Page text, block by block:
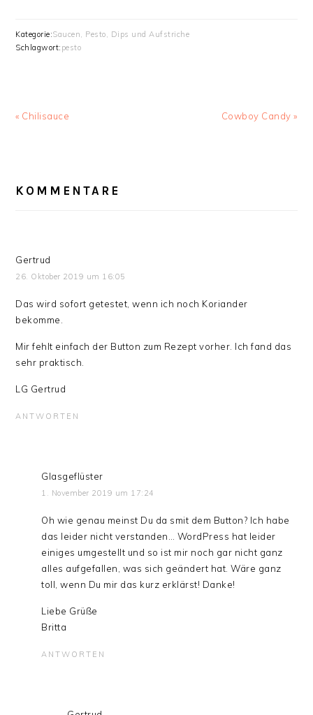
Kategorie:Saucen, Pesto, Dips und Aufstriche
Schlagwort: pesto
Vorheriger
« Chilisauce
Nächster
Cowboy Candy »
INTERAKTIONEN
KOMMENTARE
Gertrud
26. Oktober 2019 um 16:05
Das wird sofort getestet, wenn ich noch Koriander
bekomme.
Mir fehlt einfach der Button zum Rezept vorher. Ich fand das
sehr praktisch.
LG Gertrud
ANTWORTEN
Glasgeflüster
1. November 2019 um 17:24
Oh wie genau meinst Du da smit dem Button? Ich habe
das leider nicht verstanden… WordPress hat leider
einiges umgestellt und so ist mir noch gar nicht ganz
alles aufgefallen, was sich geändert hat. Wäre ganz
toll, wenn Du mir das kurz erklärst! Danke!
Liebe Grüße
Britta
ANTWORTEN